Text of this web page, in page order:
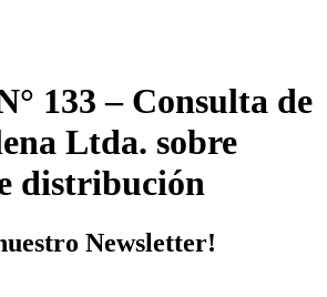
133 – Consulta de
Ltda. sobre
distribución
Newsletter!